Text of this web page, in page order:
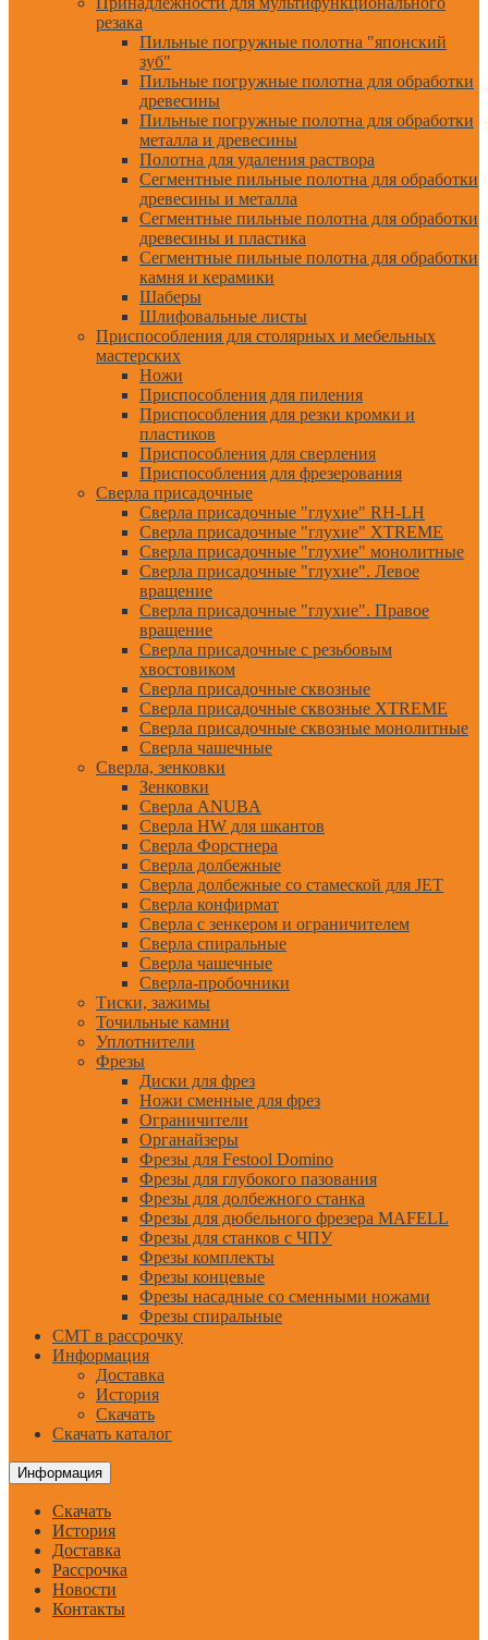
резака
Пильные погружные полотна "японский
зуб"
Пильные погружные полотна для обработки
древесины
Пильные погружные полотна для обработки
металла и древесины
Полотна для удаления раствора
Сегментные пильные полотна для обработки
древесины и металла
Сегментные пильные полотна для обработки
древесины и пластика
Сегментные пильные полотна для обработки
камня и керамики
Шаберы
Шлифовальные листы
Приспособления для столярных и мебельных
мастерских
Ножи
Приспособления для пиления
Приспособления для резки кромки и
пластиков
Приспособления для сверления
Приспособления для фрезерования
Сверла присадочные
Сверла присадочные "глухие" RH-LH
Сверла присадочные "глухие" XTREME
Сверла присадочные "глухие" монолитные
Сверла присадочные "глухие". Левое
вращение
Сверла присадочные "глухие". Правое
вращение
Сверла присадочные с резьбовым
хвостовиком
Сверла присадочные сквозные
Сверла присадочные сквозные XTREME
Сверла присадочные сквозные монолитные
Сверла чашечные
Сверла, зенковки
Зенковки
Сверла ANUBA
Сверла HW для шкантов
Сверла Форстнера
Сверла долбежные
Сверла долбежные со стамеской для JET
Сверла конфирмат
Сверла с зенкером и ограничителем
Сверла спиральные
Сверла чашечные
Сверла-пробочники
Тиски, зажимы
Точильные камни
Уплотнители
Фрезы
Диски для фрез
Ножи сменные для фрез
Ограничители
Органайзеры
Фрезы для Festool Domino
Фрезы для глубокого пазования
Фрезы для долбежного станка
Фрезы для дюбельного фрезера MAFELL
Фрезы для станков с ЧПУ
Фрезы комплекты
Фрезы концевые
Фрезы насадные со сменными ножами
Фрезы спиральные
CMT в рассрочку
Информация
Доставка
История
Скачать
Скачать каталог
Информация
Скачать
История
Доставка
Рассрочка
Новости
Контакты